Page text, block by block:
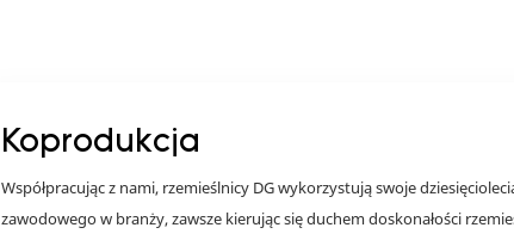
Koprodukcja
Współpracując z nami, rzemieślnicy DG wykorzystują swoje
zawodowego w branży, zawsze kierując się duchem doskonałości